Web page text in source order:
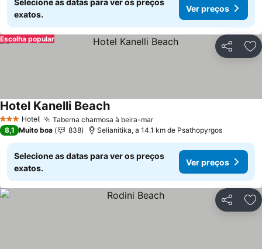
Selecione as datas para ver os preços
exatos.
Ver preços
Partilhar
Escolha popular
3 EstrelasHotel Taberna charmosa à beira-marVer preços
Hotel Kanelli BeachVer preços
8,1 Muito boa 838 Selianitika, a 14.1 km de Psathopyrgos
Selecione as datas para ver os preços
exatos.
Ver preços
Partilhar